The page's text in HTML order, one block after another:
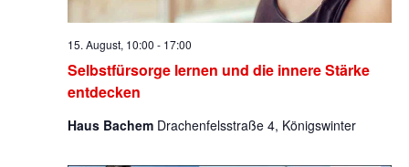
Selbstfürsorge lernen und die innere Stärke
entdecken
15. August, 10:00 - 17:00
Haus Bachem Drachenfelsstraße 4, Königswinter